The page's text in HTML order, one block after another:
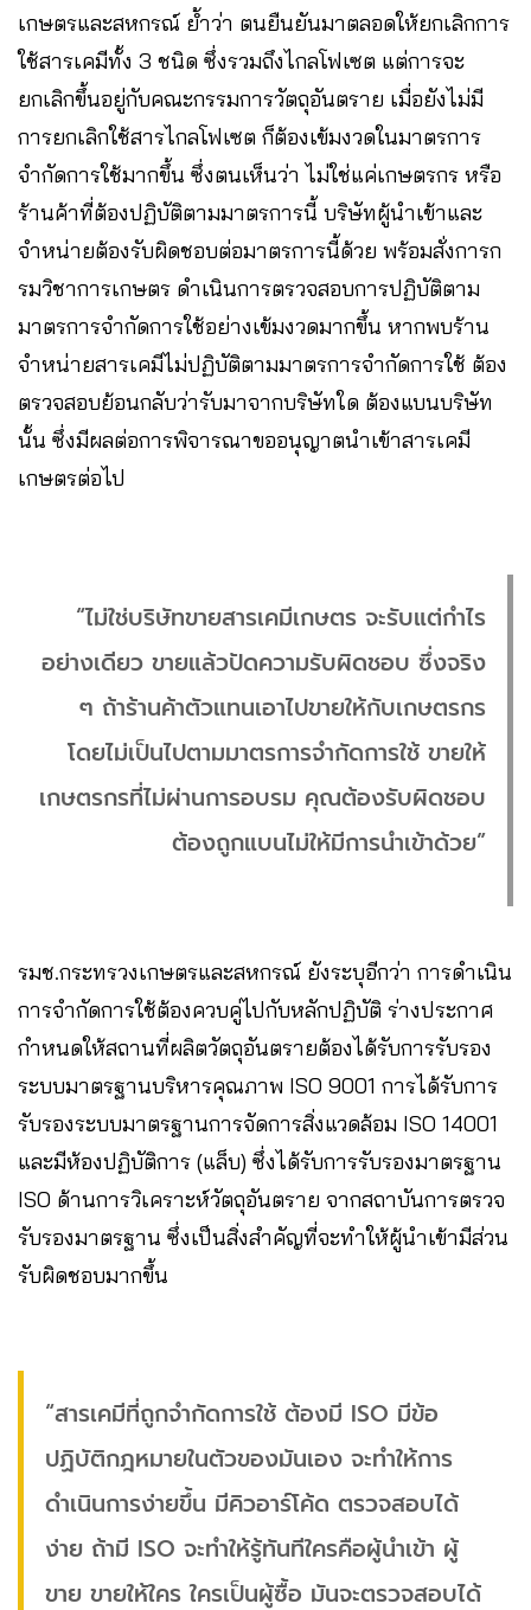
เกษตรและสหกรณ์ ย้ำว่า ตนยืนยันมาตลอดให้ยกเลิกการ
ใช้สารเคมีทั้ง 3 ชนิด ซึ่งรวมถึงไกลโฟเซต แต่การจะ
ยกเลิกขึ้นอยู่กับคณะกรรมการวัตถุอันตราย เมื่อยังไม่มี
การยกเลิกใช้สารไกลโฟเซต ก็ต้องเข้มงวดในมาตรการ
จำกัดการใช้มากขึ้น ซึ่งตนเห็นว่า ไม่ใช่แค่เกษตรกร หรือ
ร้านค้าที่ต้องปฏิบัติตามมาตรการนี้ บริษัทผู้นำเข้าและ
จำหน่ายต้องรับผิดชอบต่อมาตรการนี้ด้วย พร้อมสั่งการก
รมวิชาการเกษตร ดำเนินการตรวจสอบการปฏิบัติตาม
มาตรการจำกัดการใช้อย่างเข้มงวดมากขึ้น หากพบร้าน
จำหน่ายสารเคมีไม่ปฏิบัติตามมาตรการจำกัดการใช้ ต้อง
ตรวจสอบย้อนกลับว่ารับมาจากบริษัทใด ต้องแบนบริษัท
นั้น ซึ่งมีผลต่อการพิจารณาขออนุญาตนำเข้าสารเคมี
เกษตรต่อไป
“ไม่ใช่บริษัทขายสารเคมีเกษตร จะรับแต่กำไร
อย่างเดียว ขายแล้วปัดความรับผิดชอบ ซึ่งจริง
ๆ ถ้าร้านค้าตัวแทนเอาไปขายให้กับเกษตรกร
โดยไม่เป็นไปตามมาตรการจำกัดการใช้ ขายให้
เกษตรกรที่ไม่ผ่านการอบรม คุณต้องรับผิดชอบ
ต้องถูกแบนไม่ให้มีการนำเข้าด้วย”
รมช.กระทรวงเกษตรและสหกรณ์ ยังระบุอีกว่า การดำเนิน
การจำกัดการใช้ต้องควบคู่ไปกับหลักปฏิบัติ ร่างประกาศ
กำหนดให้สถานที่ผลิตวัตถุอันตรายต้องได้รับการรับรอง
ระบบมาตรฐานบริหารคุณภาพ ISO 9001 การได้รับการ
รับรองระบบมาตรฐานการจัดการสิ่งแวดล้อม ISO 14001
และมีห้องปฏิบัติการ (แล็บ) ซึ่งได้รับการรับรองมาตรฐาน
ISO ด้านการวิเคราะห์วัตถุอันตราย จากสถาบันการตรวจ
รับรองมาตรฐาน ซึ่งเป็นสิ่งสำคัญที่จะทำให้ผู้นำเข้ามีส่วน
รับผิดชอบมากขึ้น
“สารเคมีที่ถูกจำกัดการใช้ ต้องมี ISO มีข้อ
ปฏิบัติกฎหมายในตัวของมันเอง จะทำให้การ
ดำเนินการง่ายขึ้น มีคิวอาร์โค้ด ตรวจสอบได้
ง่าย ถ้ามี ISO จะทำให้รู้ทันทีใครคือผู้นำเข้า ผู้
ขาย ขายให้ใคร ใครเป็นผู้ซื้อ มันจะตรวจสอบได้